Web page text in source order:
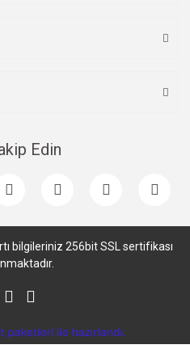
Edin
bilgileriniz 256bit SSL sertifikası
e-
hazırlandı.